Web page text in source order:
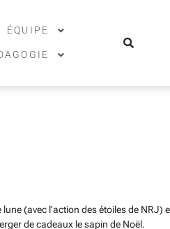
ÉQUIPE
lune (avec l’action des étoiles de NRJ)
de cadeaux le sapin de Noël.